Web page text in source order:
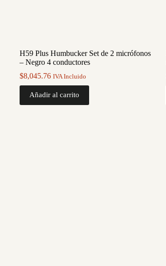
H59 Plus Humbucker Set de 2 micrófonos
– Negro 4 conductores
$8,045.76 IVA Incluido
Añadir al carrito